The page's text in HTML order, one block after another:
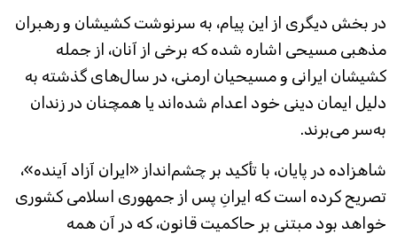
در بخش دیگری از این پیام، به سرنوشت کشیشان و رهبران
مذهبی مسیحی اشاره شده که برخی از آنان، از جمله
کشیشان ایرانی و مسیحیان ارمنی، در سال‌های گذشته به
دلیل ایمان دینی خود اعدام شده‌اند یا همچنان در زندان
به‌سر می‌برند.
شاهزاده در پایان، با تأکید بر چشم‌انداز «ایران آزاد آینده»،
تصریح کرده است که ایرانِ پس از جمهوری اسلامی کشوری
خواهد بود مبتنی بر حاکمیت قانون، که در آن همه